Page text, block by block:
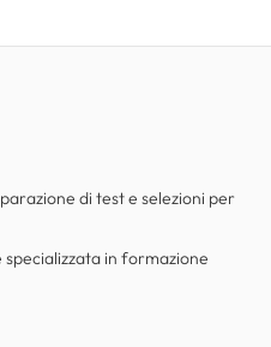
di test e selezioni per
specializzata in formazione